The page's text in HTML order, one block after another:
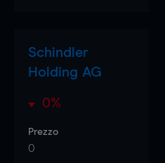
Schindler
Holding AG
0%
Prezzo
0